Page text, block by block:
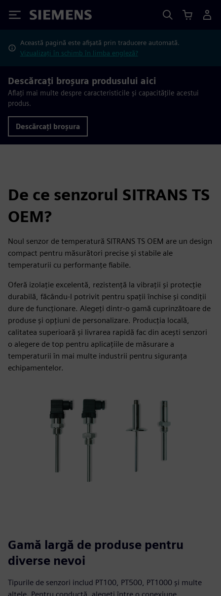
Siemens
Această pagină este afișată prin traducere automată.
Vizualizați în schimb în limba engleză?
Descărcați broșura produsului aici
Aflați mai multe despre caracteristicile și capacitățile acestui
produs.
Descărcați broșura
De ce senzorul SITRANS TS
OEM?
Noul senzor de temperatură SITRANS TS OEM are un design
compact pentru măsurători precise și stabile ale
temperaturii cu performanțe fiabile.
Oferă izolație excelentă, rezistență la vibrații și protecție
durabilă, făcându-l potrivit pentru spații închise și condiții
dure de funcționare. Alegeți dintr-o gamă cuprinzătoare de
produse și opțiuni de personalizare. Producția locală,
calitatea superioară și livrarea rapidă fac din acești senzori
o alegere de top pentru aplicațiile de măsurare a
temperaturii în mai multe industrii pentru siguranța
echipamentelor.
Gamă largă de produse pentru
diverse nevoi
Tipurile de senzori includ PT100, PT500, PT1000 și multe